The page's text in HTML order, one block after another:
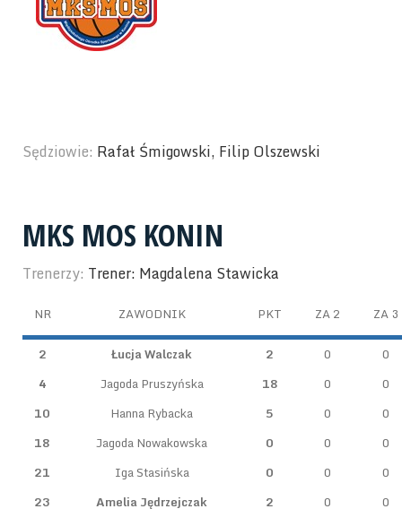
Sędziowie: Rafał Śmigowski, Filip Olszewski
MKS MOS KONIN
Trenerzy: Trener: Magdalena Stawicka
NR ZAWODNIK PKT ZA 2 ZA 3
2 Łucja Walczak 2 0
0
4
Jagoda Pruszyńska 18 0
0
10
Hanna Rybacka 5 0
0
18
Jagoda Nowakowska 0 0
0
21
Iga Stasińska 0 0
0
23
Amelia Jędrzejczak 2 0
0